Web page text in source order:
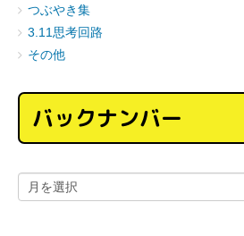
つぶやき集
3.11思考回路
その他
バックナンバー